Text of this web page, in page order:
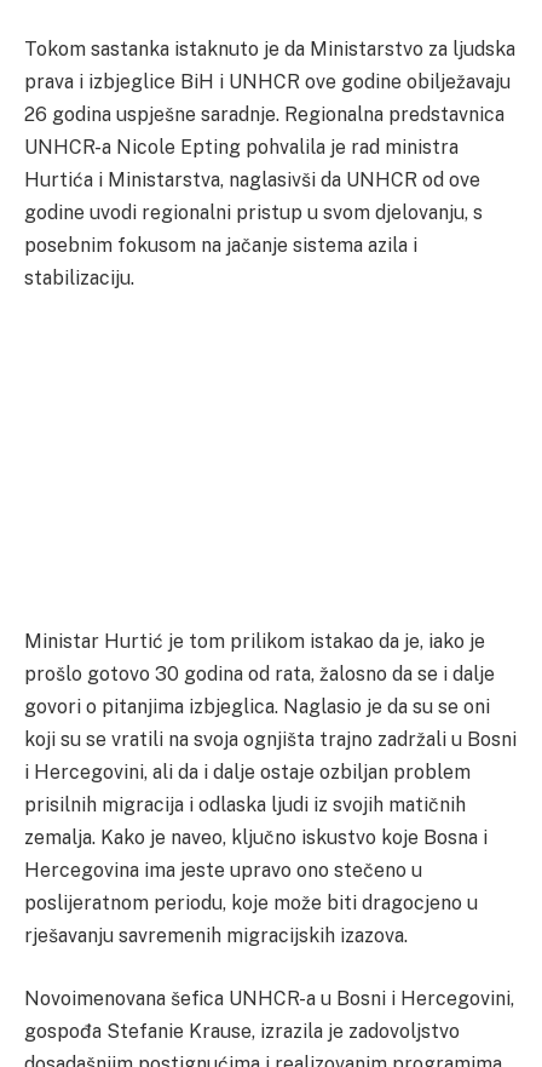
Tokom sastanka istaknuto je da Ministarstvo za ljudska
prava i izbjeglice BiH i UNHCR ove godine obilježavaju
26 godina uspješne saradnje. Regionalna predstavnica
UNHCR-a Nicole Epting pohvalila je rad ministra
Hurtića i Ministarstva, naglasivši da UNHCR od ove
godine uvodi regionalni pristup u svom djelovanju, s
posebnim fokusom na jačanje sistema azila i
stabilizaciju.
Ministar Hurtić je tom prilikom istakao da je, iako je
prošlo gotovo 30 godina od rata, žalosno da se i dalje
govori o pitanjima izbjeglica. Naglasio je da su se oni
koji su se vratili na svoja ognjišta trajno zadržali u Bosni
i Hercegovini, ali da i dalje ostaje ozbiljan problem
prisilnih migracija i odlaska ljudi iz svojih matičnih
zemalja. Kako je naveo, ključno iskustvo koje Bosna i
Hercegovina ima jeste upravo ono stečeno u
poslijeratnom periodu, koje može biti dragocjeno u
rješavanju savremenih migracijskih izazova.
Novoimenovana šefica UNHCR-a u Bosni i Hercegovini,
gospođa Stefanie Krause, izrazila je zadovoljstvo